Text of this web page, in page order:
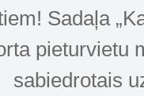
Sadaļa
pieturvietu
sabiedrotais